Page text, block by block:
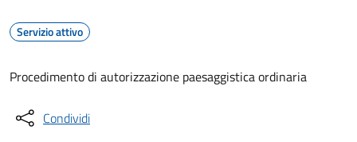
Servizio attivo
Procedimento di autorizzazione paesaggistica ordinaria
Condividi